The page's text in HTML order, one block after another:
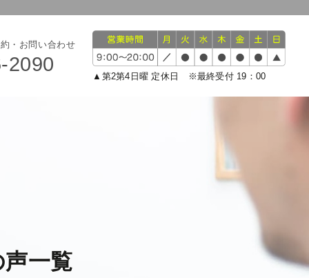
・お問い合わせ
2090
▲第2第4日曜 定休日 ※最終受付 19：00
一覧